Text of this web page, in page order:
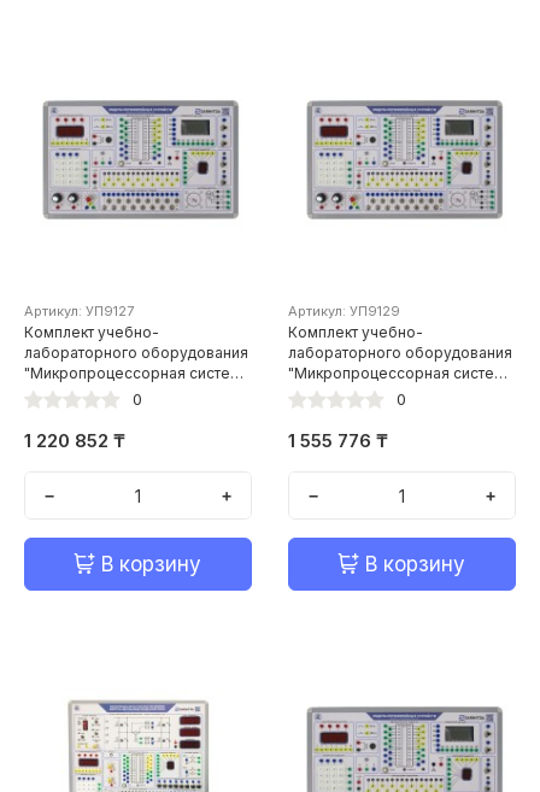
Артикул: УП9127
Комплект учебно-
лабораторного оборудования
"Микропроцессорная система
управления воротами"
0
1 220 852 ₸
− +
В корзину
Артикул: УП9129
Комплект учебно-
лабораторного оборудования
"Микропроцессорная система
управления транспортером"
0
1 555 776 ₸
− +
В корзину